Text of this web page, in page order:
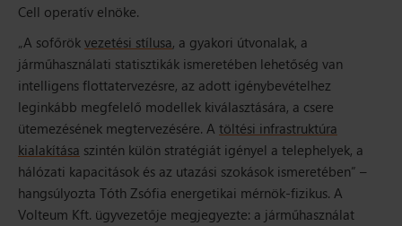
Cell operatív elnöke.
„A sofőrök vezetési stílusa, a gyakori útvonalak, a
járműhasználati statisztikák ismeretében lehetőség van
intelligens flottatervezésre, az adott igénybevételhez
leginkább megfelelő modellek kiválasztására, a csere
ütemezésének megtervezésére. A töltési infrastruktúra
kialakítása szintén külön stratégiát igényel a telephelyek, a
hálózati kapacitások és az utazási szokások ismeretében” –
hangsúlyozta Tóth Zsófia energetikai mérnök-fizikus. A
Volteum Kft. ügyvezetője megjegyezte: a járműhasználat